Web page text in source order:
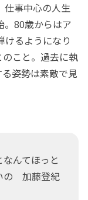
仕事中心の人生
。80歳からはア
けるようになり
こと。過去に執
姿勢は素敵で見
んてほっと
の 加藤登紀